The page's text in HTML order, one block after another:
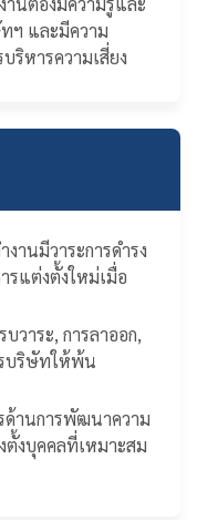
ทฯ และมีความ
ริหารความเสี่ยง
านมีวาระการดำรง
รแต่งตั้งใหม่เมื่อ
วาระ, การลาออก,
บริษัทให้พ้น
ด้านการพัฒนาความ
งบุคคลที่เหมาะสม